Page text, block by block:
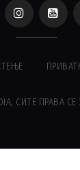
СИТЕ ПРАВА